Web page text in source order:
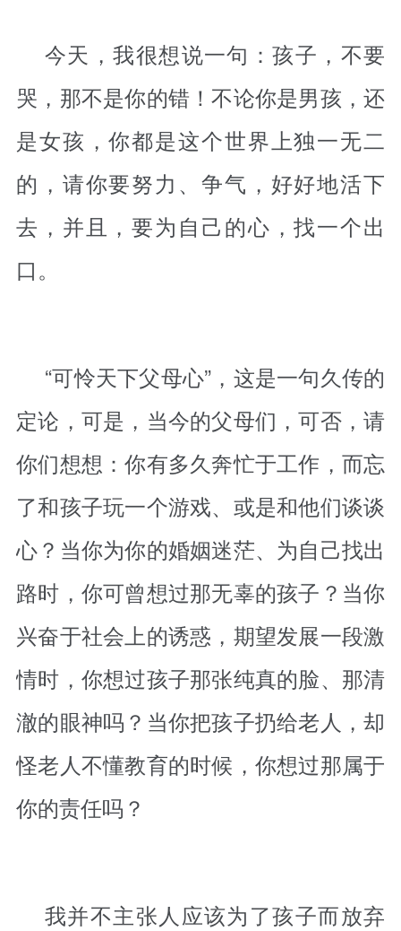
今天，我很想说一句：孩子，不要
哭，那不是你的错！不论你是男孩，还
是女孩，你都是这个世界上独一无二
的，请你要努力、争气，好好地活下
去，并且，要为自己的心，找一个出
口。
“可怜天下父母心”，这是一句久传的
定论，可是，当今的父母们，可否，请
你们想想：你有多久奔忙于工作，而忘
了和孩子玩一个游戏、或是和他们谈谈
心？当你为你的婚姻迷茫、为自己找出
路时，你可曾想过那无辜的孩子？当你
兴奋于社会上的诱惑，期望发展一段激
情时，你想过孩子那张纯真的脸、那清
澈的眼神吗？当你把孩子扔给老人，却
怪老人不懂教育的时候，你想过那属于
你的责任吗？
我并不主张人应该为了孩子而放弃